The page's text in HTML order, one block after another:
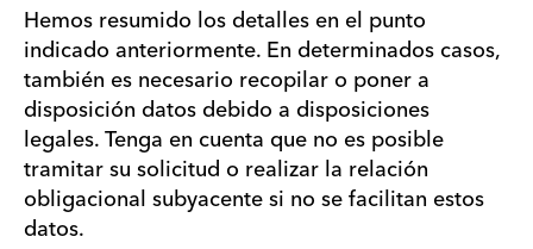
Hemos resumido los detalles en el punto
indicado anteriormente. En determinados casos,
también es necesario recopilar o poner a
disposición datos debido a disposiciones
legales. Tenga en cuenta que no es posible
tramitar su solicitud o realizar la relación
obligacional subyacente si no se facilitan estos
datos.